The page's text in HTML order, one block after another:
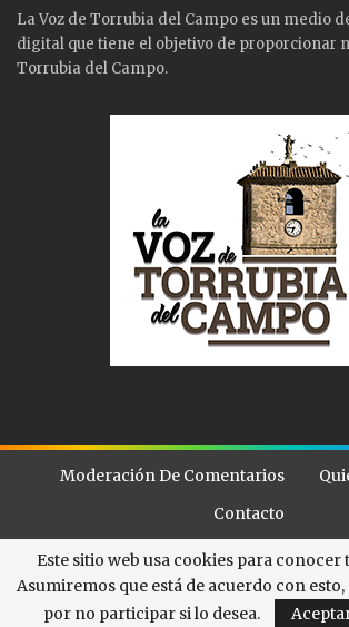
La Voz de Torrubia del Campo es un medio
digital que tiene el objetivo de proporcionar
Torrubia del Campo.
Moderación De Comentarios
Contacto
© - . All Rights Reserved. La Voz
Este sitio web usa cookies para conocer
Asumiremos que está de acuerdo con
por no participar si lo desea.